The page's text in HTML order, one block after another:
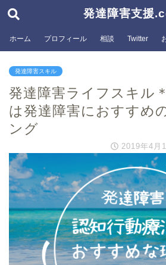
発達障害支援
ホーム プロフィール 相談 Twitter
発達障害スキル
発達障害ライフスキル
は発達障害におすすめ
ング
2019年4月